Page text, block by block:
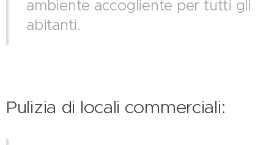
ambiente accogliente per tutti gli
abitanti.
Pulizia di locali commerciali: